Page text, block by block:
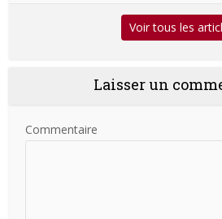
Voir tous les
Laisser un
Commentaire